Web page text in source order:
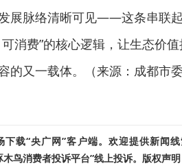
展脉络清晰可见——这条串联
消费”的核心逻辑，让生态价
的又一载体。（来源：成都市委
载“央广网”客户端。欢迎提供新闻
鸟消费者投诉平台”线上投诉。版权声